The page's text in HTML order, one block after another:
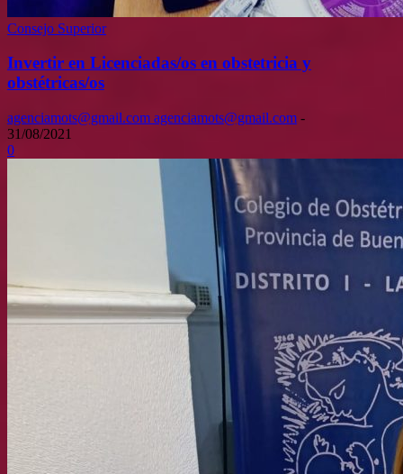
Consejo Superior
Invertir en Licenciadas/os en obstetricia y
obstétricas/os
agenciamots@gmail.com agenciamots@gmail.com -
31/08/2021
0